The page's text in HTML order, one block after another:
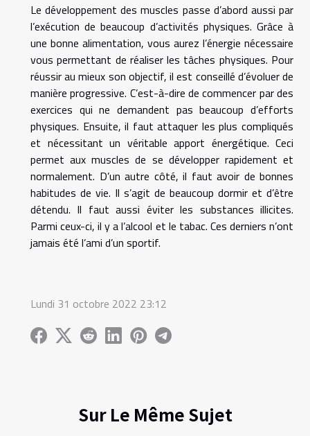
Sur Le Même Sujet
Le développement des muscles passe d’abord aussi par
l’exécution de beaucoup d’activités physiques. Grâce à
une bonne alimentation, vous aurez l’énergie nécessaire
vous permettant de réaliser les tâches physiques. Pour
réussir au mieux son objectif, il est conseillé d’évoluer de
manière progressive. C’est-à-dire de commencer par des
exercices qui ne demandent pas beaucoup d’efforts
physiques. Ensuite, il faut attaquer les plus compliqués
et nécessitant un véritable apport énergétique. Ceci
permet aux muscles de se développer rapidement et
normalement. D’un autre côté, il faut avoir de bonnes
habitudes de vie. Il s’agit de beaucoup dormir et d’être
détendu. Il faut aussi éviter les substances illicites.
Parmi ceux-ci, il y a l’alcool et le tabac. Ces derniers n’ont
jamais été l’ami d’un sportif.
Lundi 31 octobre 2022 23:12